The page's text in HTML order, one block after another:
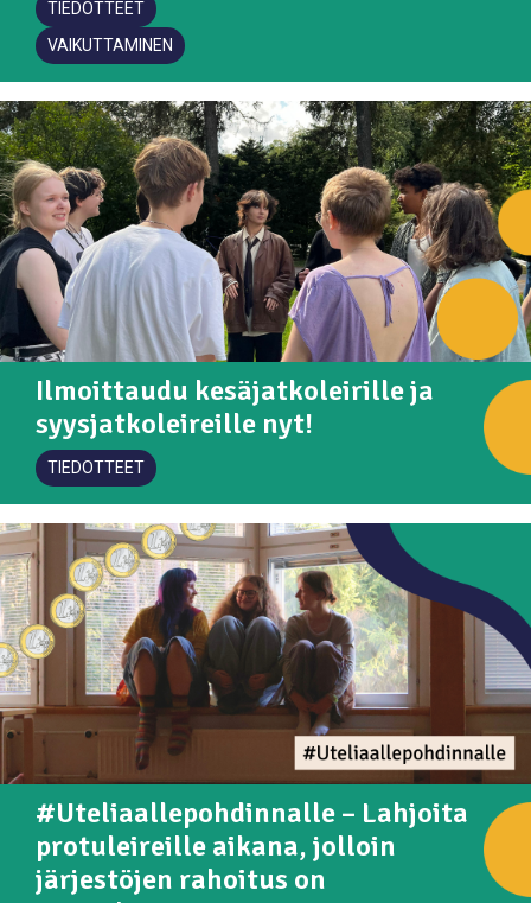
TIEDOTTEET
VAIKUTTAMINEN
Ilmoittaudu kesäjatkoleirille ja
syysjatkoleireille nyt!
TIEDOTTEET
#Uteliaallepohdinnalle – Lahjoita
protuleireille aikana, jolloin
järjestöjen rahoitus on